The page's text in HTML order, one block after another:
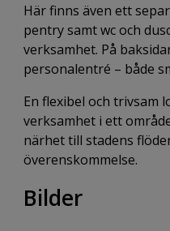
Här finns även ett
pentry samt wc och
verksamhet. På
personalentré – både
En flexibel och trivsam
verksamhet i ett
närhet till stadens
överenskommelse.
Bilder